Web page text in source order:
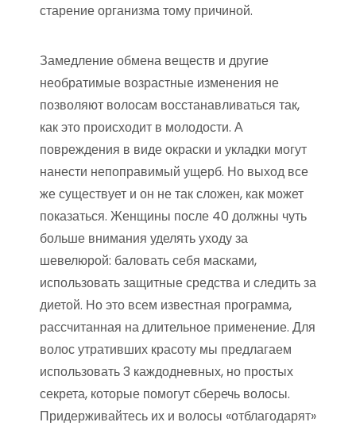
старение организма тому причиной.
Замедление обмена веществ и другие
необратимые возрастные изменения не
позволяют волосам восстанавливаться так,
как это происходит в молодости. А
повреждения в виде окраски и укладки могут
нанести непоправимый ущерб. Но выход все
же существует и он не так сложен, как может
показаться. Женщины после 40 должны чуть
больше внимания уделять уходу за
шевелюрой: баловать себя масками,
использовать защитные средства и следить за
диетой. Но это всем известная программа,
рассчитанная на длительное применение. Для
волос утративших красоту мы предлагаем
использовать 3 каждодневных, но простых
секрета, которые помогут сберечь волосы.
Придерживайтесь их и волосы «отблагодарят»